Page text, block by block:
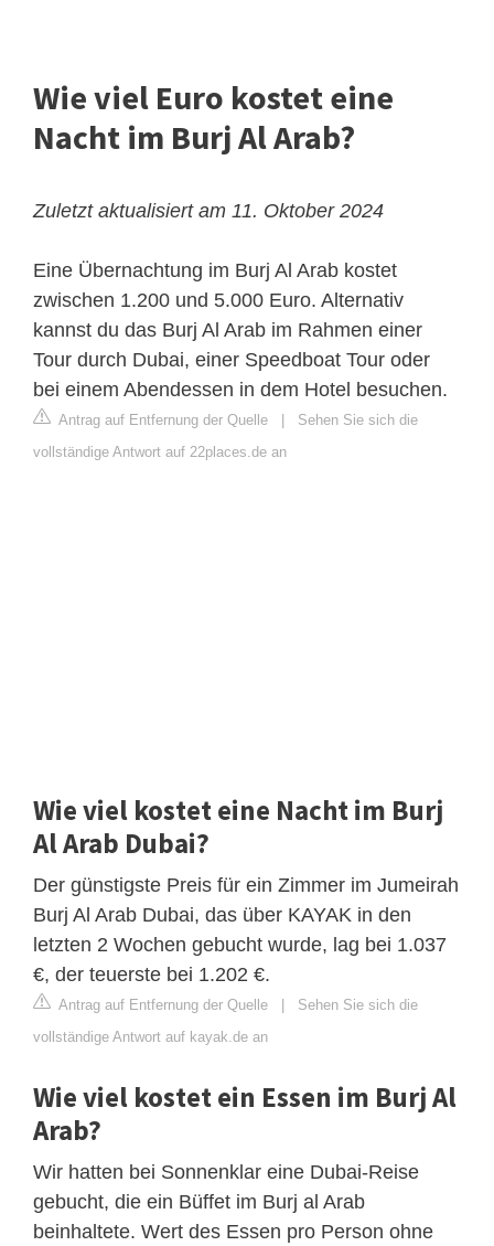
Wie viel Euro kostet eine
Nacht im Burj Al Arab?
Zuletzt aktualisiert am 11. Oktober 2024
Eine Übernachtung im Burj Al Arab kostet
zwischen 1.200 und 5.000 Euro. Alternativ
kannst du das Burj Al Arab im Rahmen einer
Tour durch Dubai, einer Speedboat Tour oder
bei einem Abendessen in dem Hotel besuchen.
Antrag auf Entfernung der Quelle
Sehen Sie sich die
vollständige Antwort auf 22places.de an
Wie viel kostet eine Nacht im Burj
Al Arab Dubai?
Der günstigste Preis für ein Zimmer im Jumeirah
Burj Al Arab Dubai, das über KAYAK in den
letzten 2 Wochen gebucht wurde, lag bei 1.037
€, der teuerste bei 1.202 €.
Antrag auf Entfernung der Quelle
Sehen Sie sich die
vollständige Antwort auf kayak.de an
Wie viel kostet ein Essen im Burj Al
Arab?
Wir hatten bei Sonnenklar eine Dubai-Reise
gebucht, die ein Büffet im Burj al Arab
beinhaltete. Wert des Essen pro Person ohne